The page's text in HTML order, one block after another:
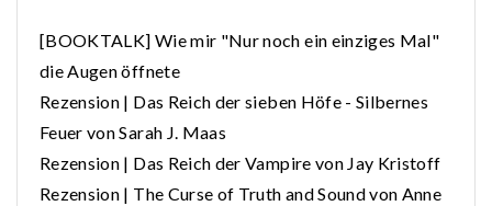
[BOOKTALK] Wie mir "Nur noch ein einziges Mal"
die Augen öffnete
Rezension | Das Reich der sieben Höfe - Silbernes
Feuer von Sarah J. Maas
Rezension | Das Reich der Vampire von Jay Kristoff
Rezension | The Curse of Truth and Sound von Anne